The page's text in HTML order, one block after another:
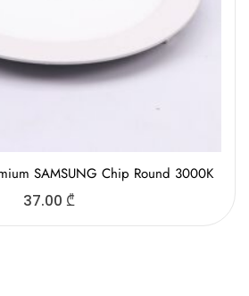
SAMSUNG Chip Round 3000K
37.00 ₾